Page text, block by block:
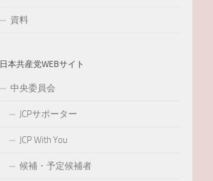
資料
日本共産党WEBサイト
中央委員会
JCPサポーター
JCP With You
候補・予定候補者